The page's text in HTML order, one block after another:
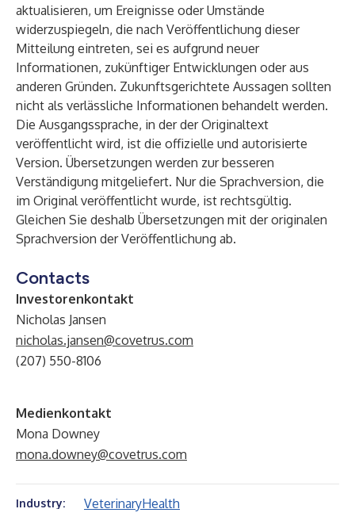
aktualisieren, um Ereignisse oder Umstände
widerzuspiegeln, die nach Veröffentlichung dieser
Mitteilung eintreten, sei es aufgrund neuer
Informationen, zukünftiger Entwicklungen oder aus
anderen Gründen. Zukunftsgerichtete Aussagen sollten
nicht als verlässliche Informationen behandelt werden.
Die Ausgangssprache, in der der Originaltext
veröffentlicht wird, ist die offizielle und autorisierte
Version. Übersetzungen werden zur besseren
Verständigung mitgeliefert. Nur die Sprachversion, die
im Original veröffentlicht wurde, ist rechtsgültig.
Gleichen Sie deshalb Übersetzungen mit der originalen
Sprachversion der Veröffentlichung ab.
Contacts
Investorenkontakt
Nicholas Jansen
nicholas.jansen@covetrus.com
(207) 550-8106
Medienkontakt
Mona Downey
mona.downey@covetrus.com
Industry: VeterinaryHealth